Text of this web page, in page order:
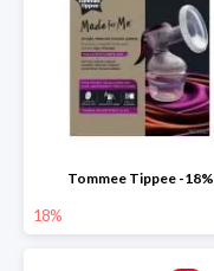
Tommee Tippee -18%
18%